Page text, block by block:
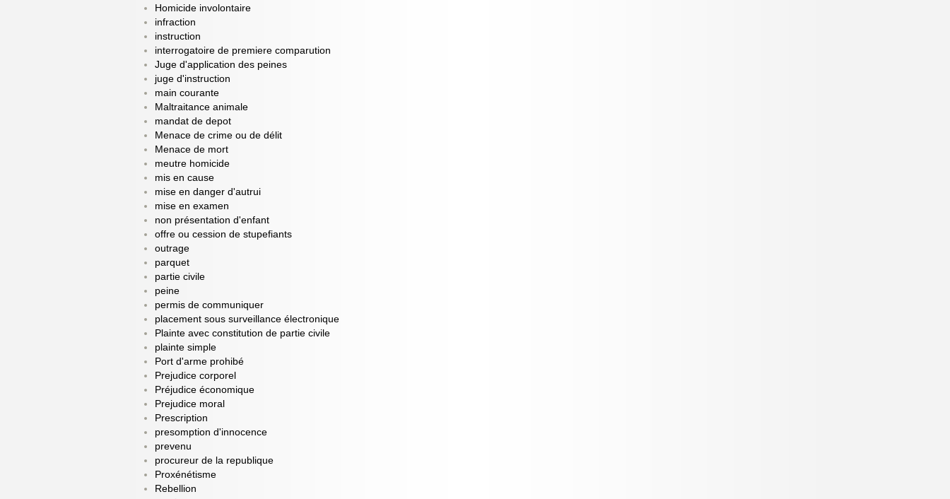
Homicide involontaire
infraction
instruction
interrogatoire de premiere comparution
Juge d'application des peines
juge d'instruction
main courante
Maltraitance animale
mandat de depot
Menace de crime ou de délit
Menace de mort
meutre homicide
mis en cause
mise en danger d'autrui
mise en examen
non présentation d'enfant
offre ou cession de stupefiants
outrage
parquet
partie civile
peine
permis de communiquer
placement sous surveillance électronique
Plainte avec constitution de partie civile
plainte simple
Port d'arme prohibé
Prejudice corporel
Préjudice économique
Prejudice moral
Prescription
presomption d'innocence
prevenu
procureur de la republique
Proxénétisme
Rebellion